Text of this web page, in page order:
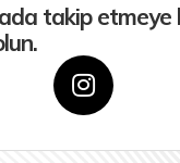
takip etmeye